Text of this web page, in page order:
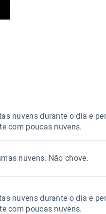
nuvens durante o dia e
com poucas nuvens.
Tarde Noite
0.0mm
nuvens. Não chove.
Tarde Noite
nuvens durante o dia e
com poucas nuvens.